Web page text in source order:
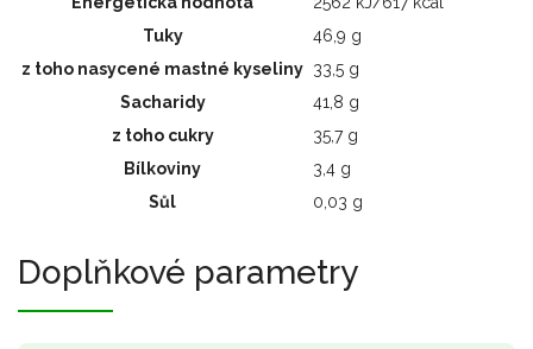
Tuky
46,9 g
z toho nasycené mastné kyseliny 33,5 g
Sacharidy
41,8 g
z toho cukry
35,7 g
Bílkoviny
3,4 g
Sůl
0,03 g
Doplňkové parametry